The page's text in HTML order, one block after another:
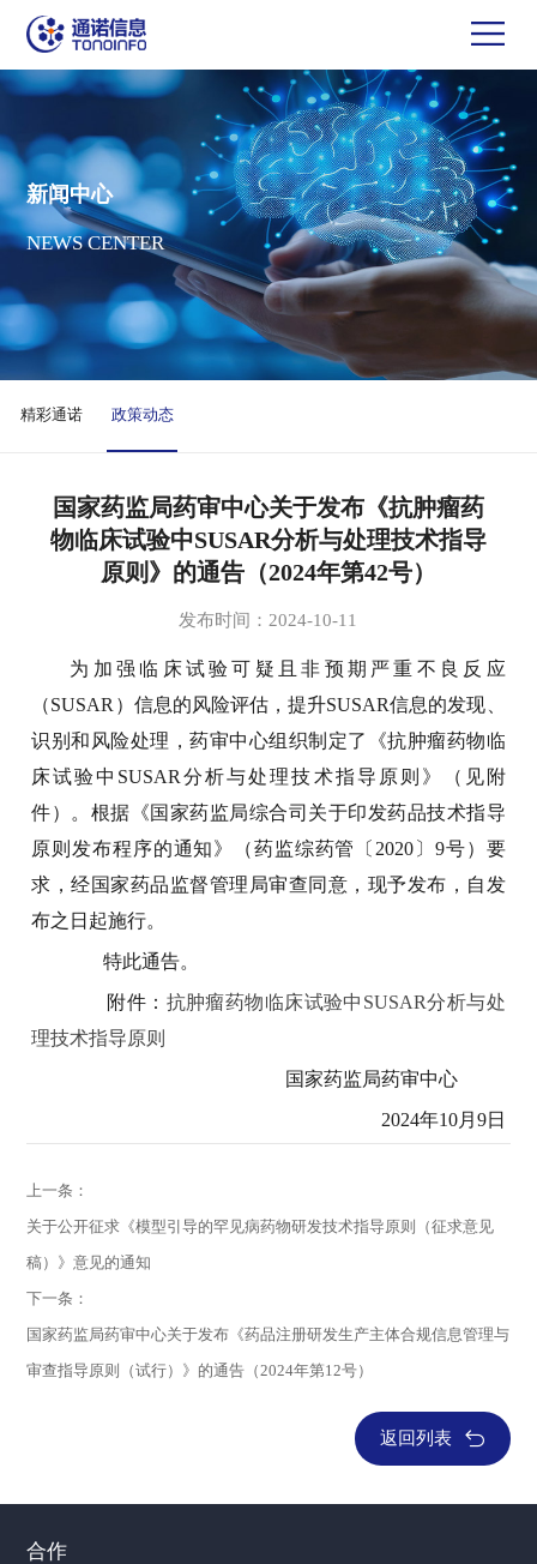
新闻中心
NEWS CENTER
精彩通诺 政策动态
国家药监局药审中心关于发布《抗肿瘤药
物临床试验中SUSAR分析与处理技术指导
原则》的通告（2024年第42号）
发布时间：2024-10-11
为加强临床试验可疑且非预期严重不良反应
（SUSAR）信息的风险评估，提升SUSAR信息的发现、
识别和风险处理，药审中心组织制定了《抗肿瘤药物临
床试验中SUSAR分析与处理技术指导原则》（见附
件）。根据《国家药监局综合司关于印发药品技术指导
原则发布程序的通知》（药监综药管〔2020〕9号）要
求，经国家药品监督管理局审查同意，现予发布，自发
布之日起施行。
特此通告。
附件： 抗肿瘤药物临床试验中SUSAR分析与处
理技术指导原则
国家药监局药审中心
2024年10月9日
上一条：
关于公开征求《模型引导的罕见病药物研发技术指导原则（征求意见
稿）》意见的通知
下一条：
国家药监局药审中心关于发布《药品注册研发生产主体合规信息管理与
审查指导原则（试行）》的通告（2024年第12号）
返回列表
合作